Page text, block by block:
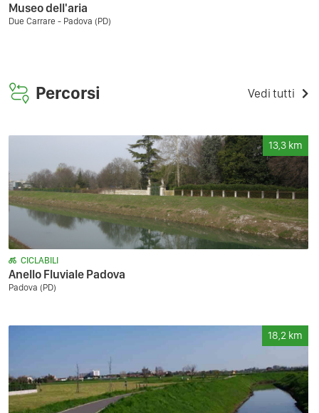
Museo dell'aria
Due Carrare - Padova (PD)
Percorsi Vedi tutti
13,3 km
CICLABILI
Anello Fluviale Padova
Padova (PD)
18,2 km